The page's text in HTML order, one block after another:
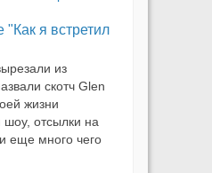
я встретил
из
скотч Glen
жизни
шоу, отсылки на
еще много чего